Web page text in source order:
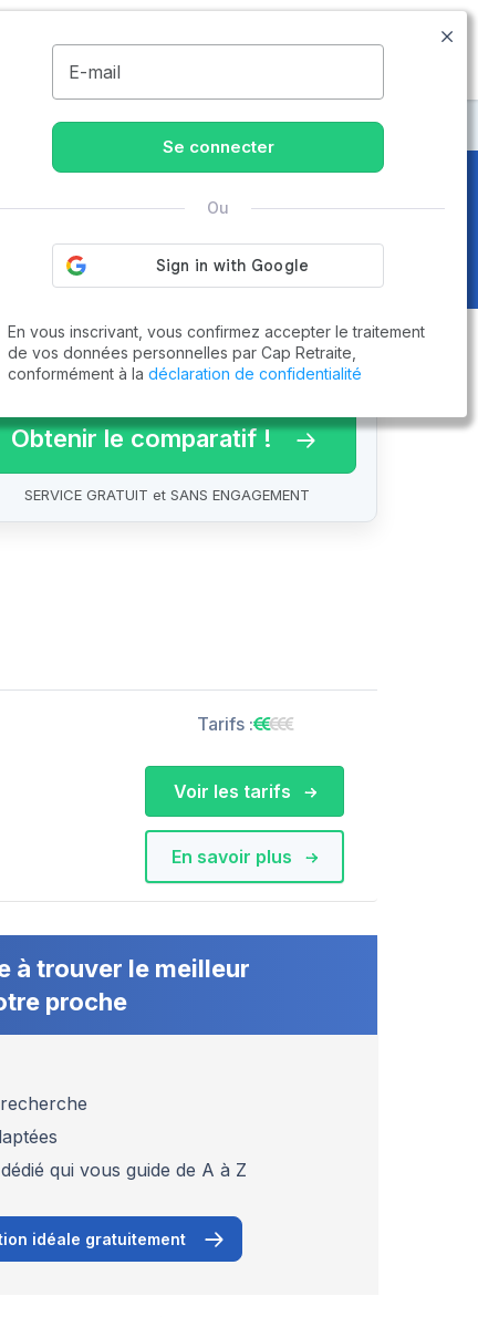
09.74.59.59.57
du-Lac
Obtenir le comparatif !
SERVICE GRATUIT et SANS ENGAGEMENT
Tarifs :
En savoir plus
Voir les tarifs
à trouver le meilleur
proche
qui vous guide de A à Z
idéale gratuitement
E-mail
Se connecter
Ou
En vous inscrivant, vous confirmez accepter le traitement
de vos données personnelles par Cap Retraite,
conformément à la déclaration de confidentialité